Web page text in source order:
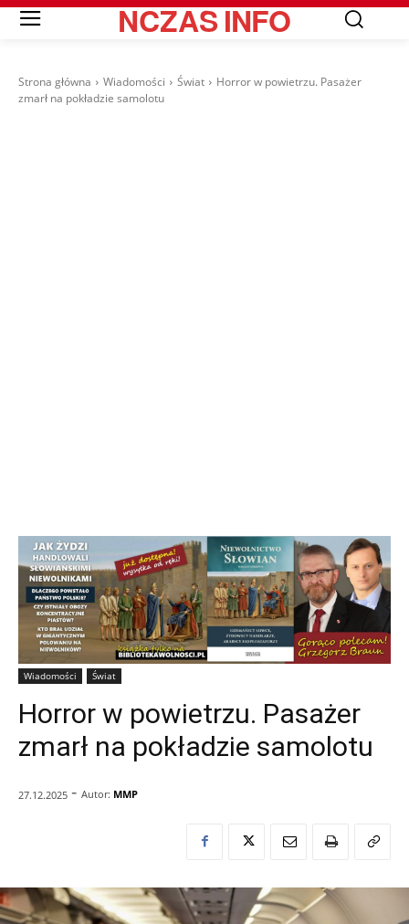
NCZASINFO
Strona główna Wiadomości Świat
Horror w powietrzu. Pasażer
zmarł na pokładzie samolotu
Wiadomości Świat
Horror w powietrzu. Pasażer
zmarł na pokładzie samolotu
27.12.2025 - Autor: MMP